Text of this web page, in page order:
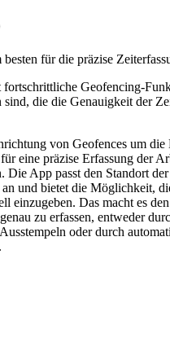
besten für die präzise
fortschrittliche Geofencing-
sind, die die Genauigkeit der
von Geofences um die
eine präzise Erfassung der
Die App passt den Standort
und bietet die Möglichkeit,
einzugeben. Das macht es
zu erfassen, entweder
oder durch